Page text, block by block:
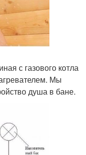
с газового котла
Мы
душа в бане.